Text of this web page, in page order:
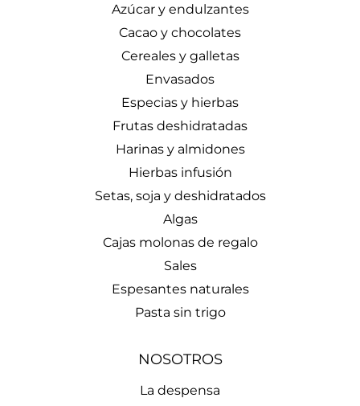
Azúcar y endulzantes
Cacao y chocolates
Cereales y galletas
Envasados
Especias y hierbas
Frutas deshidratadas
Harinas y almidones
Hierbas infusión
Setas, soja y deshidratados
Algas
Cajas molonas de regalo
Sales
Espesantes naturales
Pasta sin trigo
NOSOTROS
La despensa